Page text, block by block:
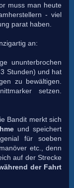
muss man heute
- viel
parat haben.
an:
ununterbrochen
Stunden) und hat
zu bewältigen.
setzen.
Bandit merkt sich
und speichert
für soeben
etc., denn
auf der Strecke
der Fahrt